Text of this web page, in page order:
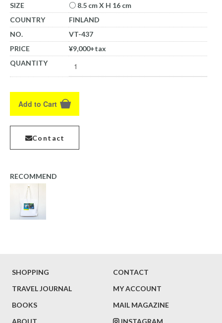
SIZE
○ 8.5 cm X H 16 cm
COUNTRY
FINLAND
NO.
VT-437
PRICE
¥9,000+tax
QUANTITY
Add to Cart
Contact
RECOMMEND
SHOPPING
TRAVEL JOURNAL
BOOKS
CONTACT
MY ACCOUNT
MAIL MAGAZINE